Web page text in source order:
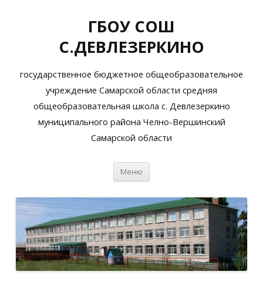
ГБОУ СОШ
С.ДЕВЛЕЗЕРКИНО
государственное бюджетное общеобразовательное
учреждение Самарской области средняя
общеобразовательная школа с. Девлезеркино
муниципального района Челно-Вершинский
Самарской области
Меню